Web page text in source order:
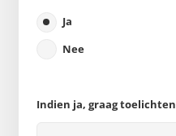
Ja
Nee
Indien ja, graag toelichten